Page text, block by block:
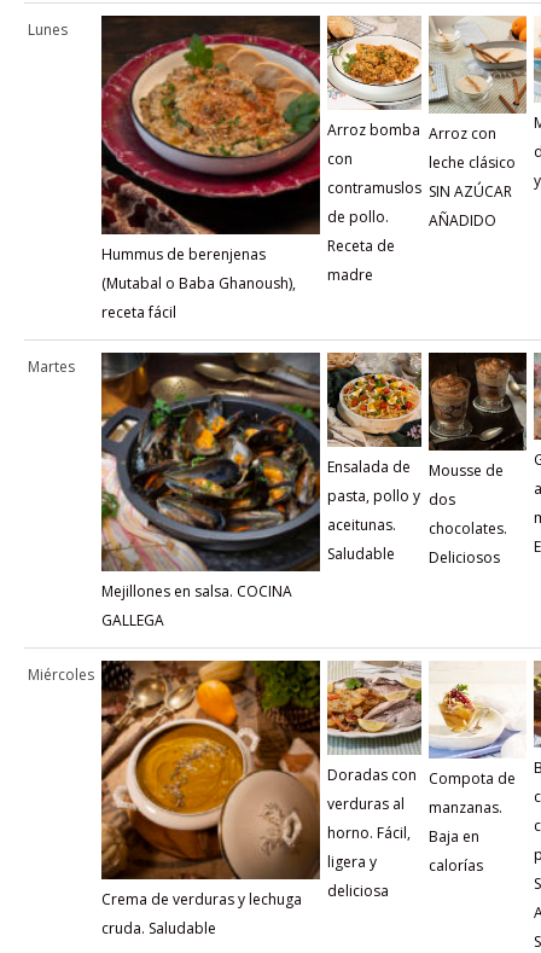
Lunes
Hummus de berenjenas
(Mutabal o Baba Ghanoush),
receta fácil
Arroz bomba
con
contramuslos
de pollo.
Receta de
madre
Arroz con
leche clásico
SIN AZÚCAR
AÑADIDO
Martes
Mejillones en salsa. COCINA
GALLEGA
Ensalada de
pasta, pollo y
aceitunas.
Saludable
Mousse de
dos
chocolates.
Deliciosos
Miércoles
Crema de verduras y lechuga
cruda. Saludable
Doradas con
verduras al
horno. Fácil,
ligera y
deliciosa
Compota de
manzanas.
Baja en
calorías